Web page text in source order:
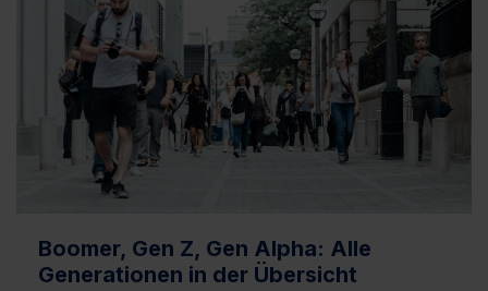
Boomer, Gen Z, Gen Alpha: Alle
Generationen in der Übersicht